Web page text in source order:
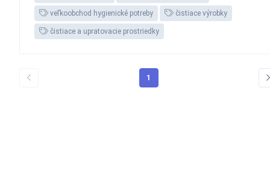
veľkoobchod hygienické potreby čistiace výrobky
čistiace a upratovacie prostriedky
1